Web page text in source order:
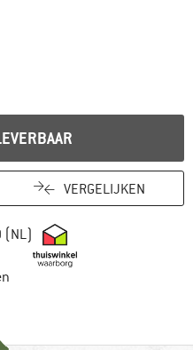
VERGELIJKEN
(NL) Vind hier de
betalingsinformatie hier!